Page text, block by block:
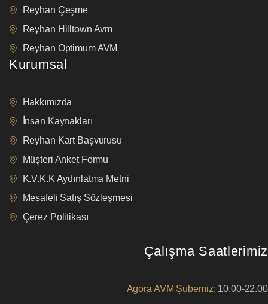
Reyhan Çeşme
Reyhan Hilltown Avm
Reyhan Optimum AVM
Kurumsal
Hakkımızda
İnsan Kaynakları
Reyhan Kart Başvurusu
Müşteri Anket Formu
K.V.K.K Aydınlatma Metni
Mesafeli Satış Sözleşmesi
Çerez Politikası
Çalışma Saatlerimiz
Agora AVM Şubemiz: 10.00-22.00